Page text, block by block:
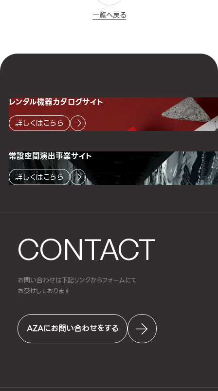
一覧へ戻る
CONTACT
お問い合わせは下記リンクからフォームにて
お受けしております
AZAにお問い合わせをする
レンタル機器カタログサイト
詳しくはこちら
常設空間演出事業サイト
詳しくはこちら